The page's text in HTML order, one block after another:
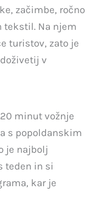
začimbe, ročno
tekstil. Na njem
turistov, zato je
v
minut vožnje
s popoldanskim
je najbolj
teden in si
kar je